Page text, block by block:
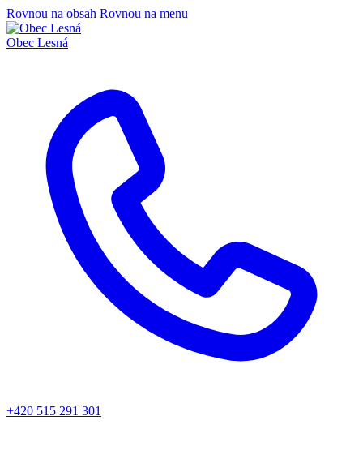
Rovnou na obsah Rovnou na menu
Obec Lesná
+420 515 291 301